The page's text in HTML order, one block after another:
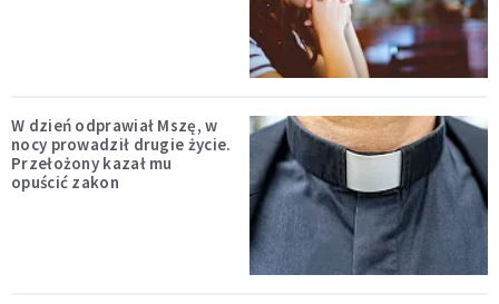
W dzień odprawiał Mszę, w
nocy prowadził drugie życie.
Przełożony kazał mu
opuścić zakon